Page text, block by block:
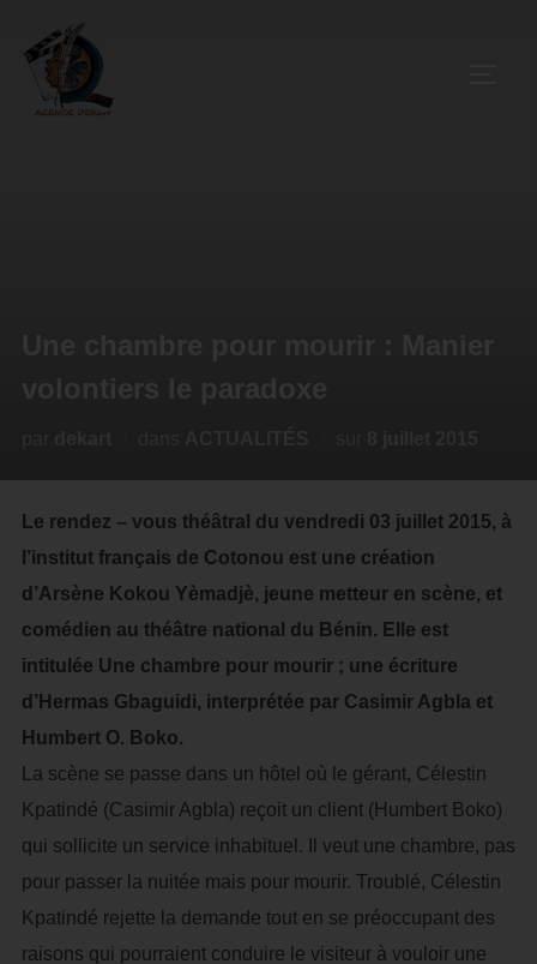
Le rendez – vous théâtral du vendredi 03 juillet 2015, à
l’institut français de Cotonou est une création
d’Arsène Kokou Yèmadjè, jeune metteur en scène, et
comédien au théâtre national du Bénin. Elle est
intitulée Une chambre pour mourir ; une écriture
d’Hermas Gbaguidi, interprétée par Casimir Agbla et
Humbert O. Boko.
La scène se passe dans un hôtel où le gérant, Célestin
Kpatindé (Casimir Agbla) reçoit un client (Humbert Boko)
qui sollicite un service inhabituel. Il veut une chambre, pas
pour passer la nuitée mais pour mourir. Troublé, Célestin
Kpatindé rejette la demande tout en se préoccupant des
raisons qui pourraient conduire le visiteur à vouloir une